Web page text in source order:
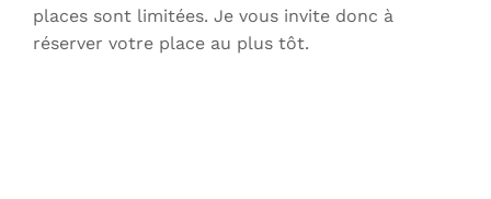
places sont limitées. Je vous invite donc à
réserver votre place au plus tôt.